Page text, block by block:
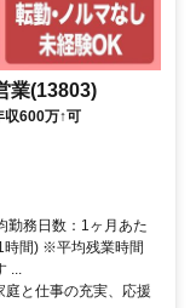
業(13803)
収600万↑可
勤務日数：1ヶ月あた
時間) ※平均残業時間
と仕事の充実、応援